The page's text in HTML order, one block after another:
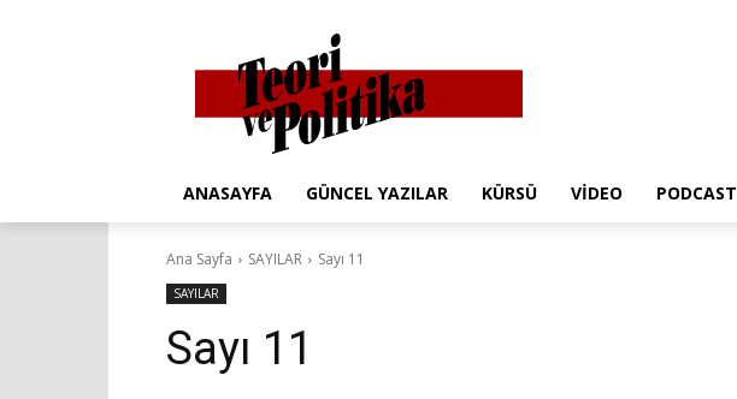
ANASAYFA GÜNCEL YAZILAR KÜRSÜ VIDEO PODCAST
Ana Sayfa SAYILAR Sayı 11
SAYILAR
Sayı 11